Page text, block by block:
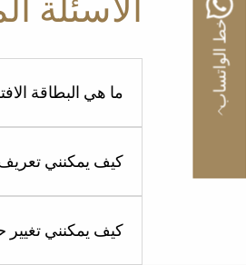
الأسئلة
ما هي البطاقة
كيف يمكنني تعريف
كيف يمكنني تغيير
خط الواتساب